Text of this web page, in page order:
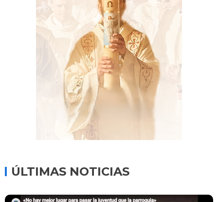
ÚLTIMAS NOTICIAS